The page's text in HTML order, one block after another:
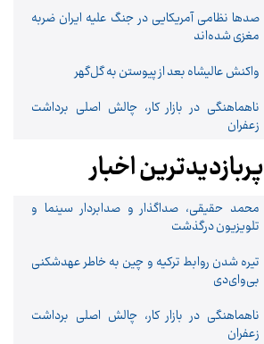
صدها نظامی آمریکایی در جنگ علیه ایران ضربه
مغزی شده‌اند
واکنش عالیشاه بعد از پیوستن به گل‌گهر
ناهماهنگی در بازار کار، چالش اصلی برداشت
زعفران
پربازدیدترین اخبار
محمد حقیقی، صداگذار و صدابردار سینما و
تلویزیون درگذشت
تیره شدن روابط ترکیه و چین به خاطر عهدشکنی
بی‌وای‌دی
ناهماهنگی در بازار کار، چالش اصلی برداشت
زعفران